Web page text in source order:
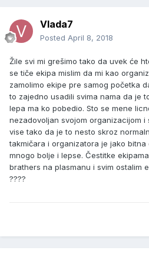
Vlada7
Posted April 8, 2018
Žile svi mi grešimo tako da uvek će
se tiče ekipa mislim da mi kao
zamolimo ekipe pre samog početka
to zajedno usadili svima nama da je
lepa ma ko pobedio. Sto se mene
nezadovoljan svojom organizacijom
vise tako da je to nesto skroz
takmičara i organizatora je jako bitna
mnogo bolje i lepse. Čestitke
brathers na plasmanu i svim ostalim
????